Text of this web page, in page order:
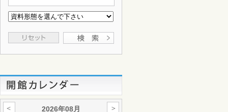
＜ 2026年08月
＞